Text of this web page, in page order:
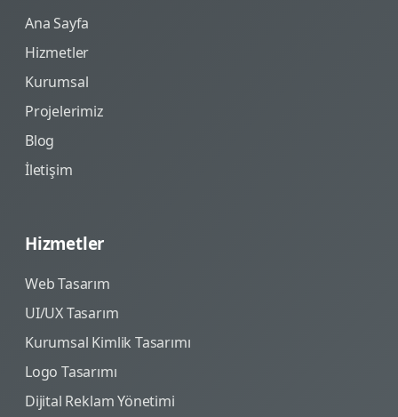
Ana Sayfa
Hizmetler
Kurumsal
Projelerimiz
Blog
İletişim
Hizmetler
Web Tasarım
UI/UX Tasarım
Kurumsal Kimlik Tasarımı
Logo Tasarımı
Dijital Reklam Yönetimi